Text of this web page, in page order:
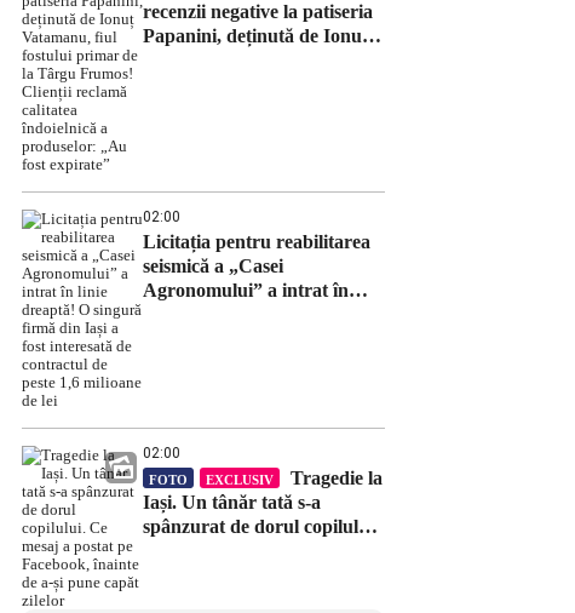
recenzii negative la patiseria
Papanini, deținută de Ionuț
02:00
Licitația pentru reabilitarea
seismică a „Casei
Agronomului” a intrat în
02:00
FOTO EXCLUSIV
Tragedie la
Iași. Un tânăr tată s-a
spânzurat de dorul copilului.